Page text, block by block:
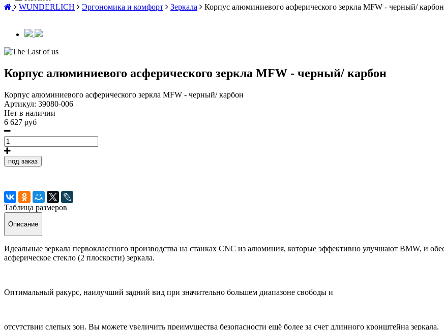
WUNDERLICH
Эргономика и комфорт Зеркала Корпус алюминиевого асферического зеркла MFW - черный/ карбон
Корпус алюминиевого асферического зеркла MFW - черный/ карбон
Корпус алюминиевого асферического зеркла MFW - черный/ карбон
Артикул: 39080-006
Нет в наличии
6 627 руб
под заказ
Таблица размеров
Описание
Идеальные зеркала первоклассного производства на станках CNC из алюминия, которые эффективно улучшают BMW, и
асферическое стекло (2 плоскости) зеркала.
Оптимальный ракурс, наилучший задний вид при значительно большем диапазоне свободы и
отсутствии слепых зон. Вы можете увеличить преимущества безопасности ещё более за счет длинного кронштейна зеркала.